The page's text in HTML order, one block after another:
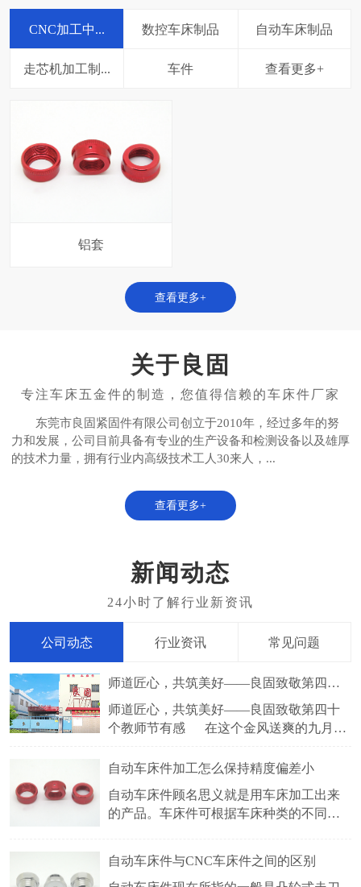
CNC加工中... 数控车床制品 自动车床制品
走芯机加工制... 车件 查看更多+
铝套
查看更多+
关于良固
东莞市良固紧固件有限公司创立于2010年，经过多年的努
力和发展，公司目前具备有专业的生产设备和检测设备以及雄厚
的技术力量，拥有行业内高级技术工人30来人，...
查看更多+
新闻动态
公司动态 行业资讯 常见问题
师道匠心，共筑美好——良固致敬第四十个教师节有感
师道匠心，共筑美好——良固致敬第四十
个教师节有感 在这个金风送爽的九月，
——教师节。教师，如璀璨星辰照亮学子
书写着育人的壮丽篇章。而在另一片天地
中，良固厂家的工人们也在默默坚守，用
​自动车床件加工怎么保持精度偏差小
自动车床件顾名思义就是用车床加工出来
的产品。车床件可根据车床种类的不同，
材料有铜，铁，铝，不锈钢等。比较常见
自动车床件与CNC车床件之间的区别